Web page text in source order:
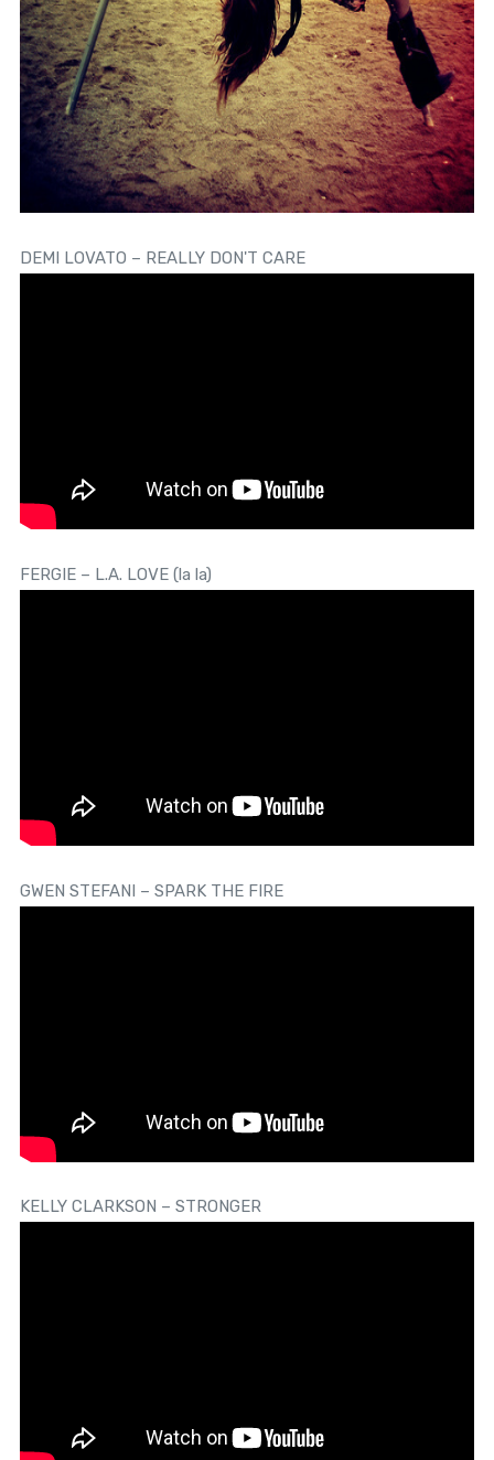
DEMI LOVATO – REALLY DON'T CARE
FERGIE – L.A. LOVE (la la)
GWEN STEFANI – SPARK THE FIRE
KELLY CLARKSON – STRONGER